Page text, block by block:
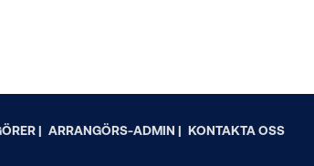
| ARRANGÖRS-ADMIN | KONTAKTA OSS